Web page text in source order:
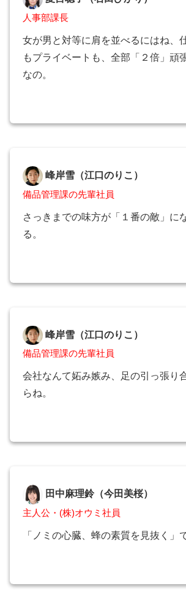
人事部課長
女が男と対等に肩を並べるにはね、
もプライベートも、全部「２倍」頑
なの。
峰岸雪（江口のりこ）
備品管理課の先輩社員
さっきまでの味方が「１番の敵」に
る。
峰岸雪（江口のりこ）
備品管理課の先輩社員
会社なんて妬み嫉み、足の引っ張り
らね。
田中麻理鈴（今田美桜）
主人公・(株)オウミ社員
「ノミの心臓、蜂の素質を見抜く」